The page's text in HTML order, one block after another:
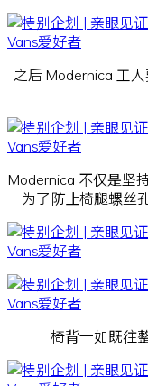
之后 Modernica 工
Modernica 不仅是坚
为了防止椅腿螺丝
椅背一如既往